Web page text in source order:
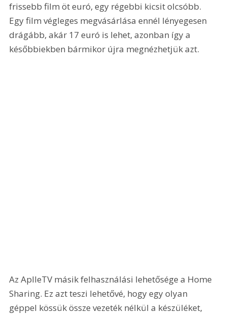
frissebb film öt euró, egy régebbi kicsit olcsóbb.
Egy film végleges megvásárlása ennél lényegesen
drágább, akár 17 euró is lehet, azonban így a
későbbiekben bármikor újra megnézhetjük azt.
Az AplleTV másik felhasználási lehetősége a Home
Sharing. Ez azt teszi lehetővé, hogy egy olyan
géppel kössük össze vezeték nélkül a készüléket,